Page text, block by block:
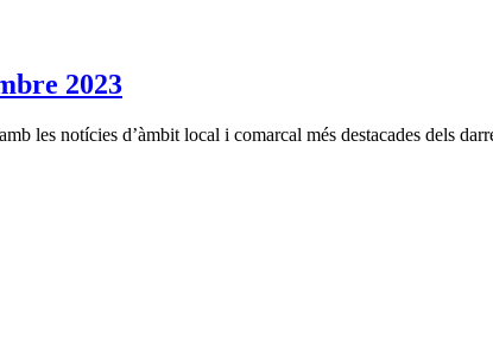
2023
les notícies d’àmbit local i comarcal més destacades dels